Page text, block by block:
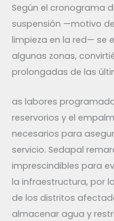
Según el cronograma
suspensión —motivo
limpieza en la red— se
algunas zonas,
prolongadas de las
as labores
reservorios y el
necesarios para
servicio. Sedapal
imprescindibles para
la infraestructura, por
de los distritos
almacenar agua y